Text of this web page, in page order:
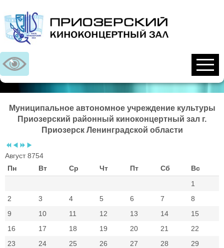
Муниципальное автономное учреждение культуры
Приозерский районный киноконцертный зал г.
Приозерск Ленинградской области
Предыдущий
Предыдущий
Следующий
Следующий
Август 8754
Пн
Вт Ср Чт Пт Сб
Вс
1
2
3 4 5 6 7
8
9
10 11 12 13 14
15
16
17 18 19 20 21
22
23
24 25 26 27 28
29